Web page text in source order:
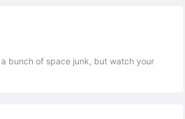
bunch of space junk, but watch your